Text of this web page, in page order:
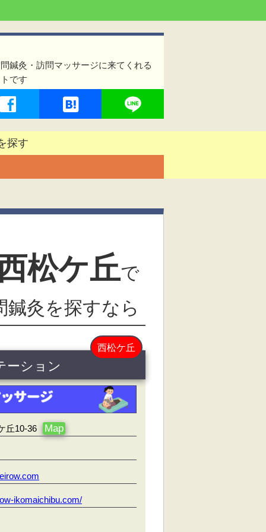
鍼灸・訪問マッサージに来てくれる
です
探す
松ケ丘で
灸を探すなら
西松ケ丘
ーション
丘10-36 Map
ikomaichibu.com/